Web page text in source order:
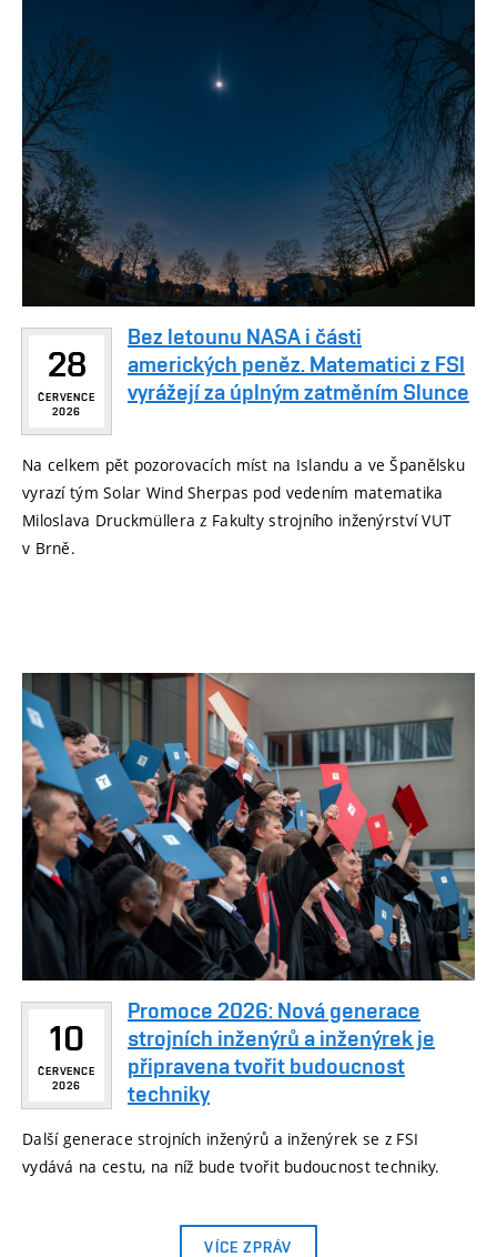
28
ČERVENCE
2026
Bez letounu NASA i části
amerických peněz. Matematici z FSI
vyrážejí za úplným zatměním Slunce
Na celkem pět pozorovacích míst na Islandu a ve Španělsku
vyrazí tým Solar Wind Sherpas pod vedením matematika
Miloslava Druckmüllera z Fakulty strojního inženýrství VUT
v Brně.
10
ČERVENCE
2026
Promoce 2026: Nová generace
strojních inženýrů a inženýrek je
připravena tvořit budoucnost
techniky
Další generace strojních inženýrů a inženýrek se z FSI
vydává na cestu, na níž bude tvořit budoucnost techniky.
VÍCE ZPRÁV